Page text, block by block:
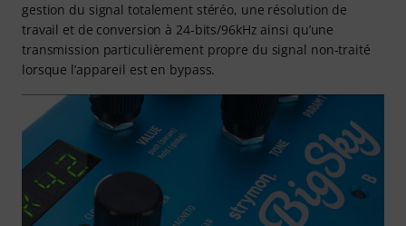
gestion du signal totalement stéréo, une résolution de
travail et de conversion à 24-bits/96kHz ainsi qu’une
transmission particulièrement propre du signal non-traité
lorsque l’appareil est en bypass.